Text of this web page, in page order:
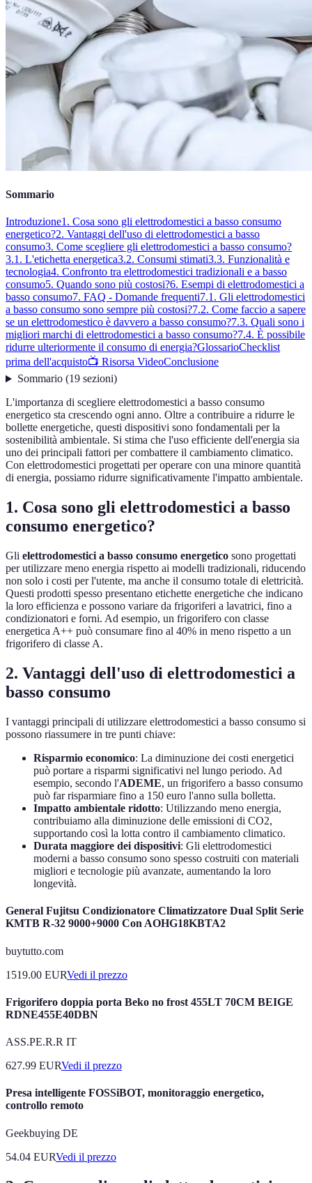
Sommario
Introduzione1. Cosa sono gli elettrodomestici a basso consumo
energetico?2. Vantaggi dell'uso di elettrodomestici a basso
consumo3. Come scegliere gli elettrodomestici a basso consumo?
3.1. L'etichetta energetica3.2. Consumi stimati3.3. Funzionalità e
tecnologia4. Confronto tra elettrodomestici tradizionali e a basso
consumo5. Quando sono più costosi?6. Esempi di elettrodomestici a
basso consumo7. FAQ - Domande frequenti7.1. Gli elettrodomestici
a basso consumo sono sempre più costosi?7.2. Come faccio a sapere
se un elettrodomestico è davvero a basso consumo?7.3. Quali sono i
migliori marchi di elettrodomestici a basso consumo?7.4. È possibile
ridurre ulteriormente il consumo di energia?GlossarioChecklist
prima dell'acquisto📺 Risorsa VideoConclusione
Sommario(19 sezioni)
L'importanza di scegliere elettrodomestici a basso consumo
energetico sta crescendo ogni anno. Oltre a contribuire a ridurre le
bollette energetiche, questi dispositivi sono fondamentali per la
sostenibilità ambientale. Si stima che l'uso efficiente dell'energia sia
uno dei principali fattori per combattere il cambiamento climatico.
Con elettrodomestici progettati per operare con una minore quantità
di energia, possiamo ridurre significativamente l'impatto ambientale.
1. Cosa sono gli elettrodomestici a basso
consumo energetico?
Gli elettrodomestici a basso consumo energetico sono progettati
per utilizzare meno energia rispetto ai modelli tradizionali, riducendo
non solo i costi per l'utente, ma anche il consumo totale di elettricità.
Questi prodotti spesso presentano etichette energetiche che indicano
la loro efficienza e possono variare da frigoriferi a lavatrici, fino a
condizionatori e forni. Ad esempio, un frigorifero con classe
energetica A++ può consumare fino al 40% in meno rispetto a un
frigorifero di classe A.
2. Vantaggi dell'uso di elettrodomestici a
basso consumo
I vantaggi principali di utilizzare elettrodomestici a basso consumo si
possono riassumere in tre punti chiave:
Risparmio economico: La diminuzione dei costi energetici
può portare a risparmi significativi nel lungo periodo. Ad
esempio, secondo l'ADEME, un frigorifero a basso consumo
può far risparmiare fino a 150 euro l'anno sulla bolletta.
Impatto ambientale ridotto: Utilizzando meno energia,
contribuiamo alla diminuzione delle emissioni di CO2,
supportando così la lotta contro il cambiamento climatico.
Durata maggiore dei dispositivi: Gli elettrodomestici
moderni a basso consumo sono spesso costruiti con materiali
migliori e tecnologie più avanzate, aumentando la loro
longevità.
General Fujitsu Condizionatore Climatizzatore Dual Split Serie
KMTB R-32 9000+9000 Con AOHG18KBTA2
buytutto.com
1519.00 EURVedi il prezzo
Frigorifero doppia porta Beko no frost 455LT 70CM BEIGE
RDNE455E40DBN
ASS.PE.R.R IT
627.99 EURVedi il prezzo
Presa intelligente FOSSiBOT, monitoraggio energetico,
controllo remoto
Geekbuying DE
54.04 EURVedi il prezzo